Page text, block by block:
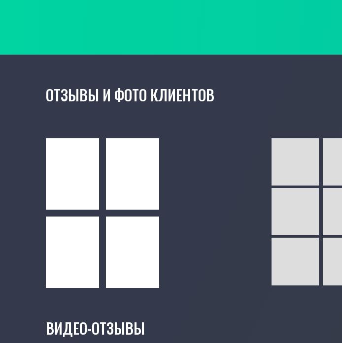
ОТЗЫВЫ И ФОТО КЛИЕНТОВ
ВИДЕО-ОТЗЫВЫ